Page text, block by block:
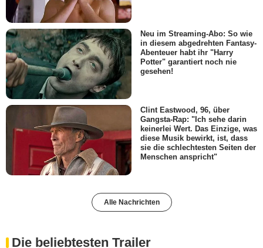
Neu im Streaming-Abo: So wie
in diesem abgedrehten Fantasy-
Abenteuer habt ihr "Harry
Potter" garantiert noch nie
gesehen!
Clint Eastwood, 96, über
Gangsta-Rap: "Ich sehe darin
keinerlei Wert. Das Einzige, was
diese Musik bewirkt, ist, dass
sie die schlechtesten Seiten der
Menschen anspricht"
Alle Nachrichten
Die beliebtesten Trailer